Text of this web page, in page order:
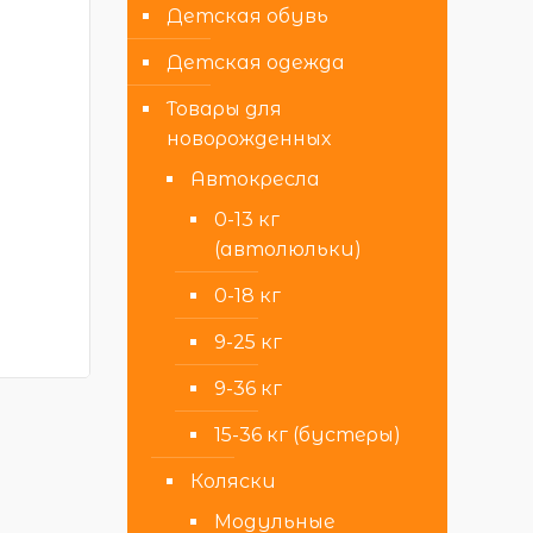
Детская обувь
Детская одежда
Товары для
новорожденных
Автокресла
0-13 кг
(автолюльки)
0-18 кг
9-25 кг
9-36 кг
15-36 кг (бустеры)
Коляски
Модульные